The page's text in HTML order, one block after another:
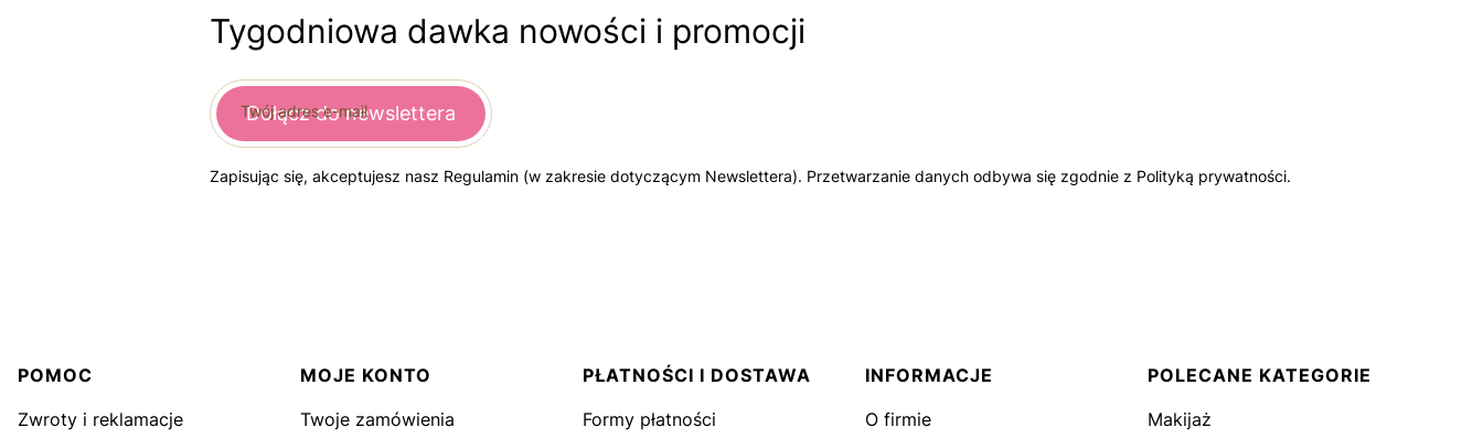
Tygodniowa dawka nowości i promocji
Twój adres e-mail
Dołącz do newslettera
Zapisując się, akceptujesz nasz Regulamin (w zakresie dotyczącym Newslettera). Przetwarzanie danych odbywa się zgodnie z Polityką prywatności.
Linki w stopce
POMOC
Zwroty i reklamacje
MOJE KONTO
Twoje zamówienia
PŁATNOŚCI I DOSTAWA
Formy płatności
INFORMACJE
O firmie
POLECANE KATEGORIE
Makijaż